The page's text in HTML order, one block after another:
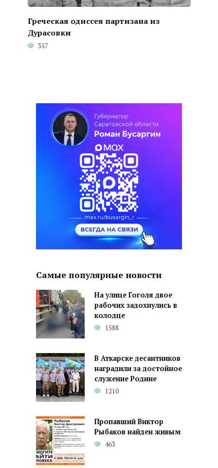
Греческая одиссея партизана из
Дурасовки
357
Самые популярные новости
На улице Гоголя двое
рабочих задохнулись в
колодце
1588
В Аткарске десантников
наградили за достойное
служение Родине
1210
Пропавший Виктор
Рыбаков найден живым
463